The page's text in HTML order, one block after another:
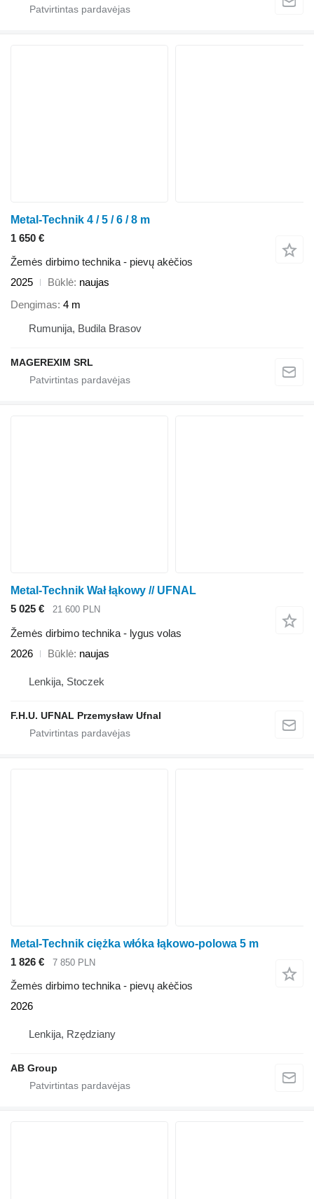
Metal-Technik 4 / 5 / 6 / 8 m
1 650 €
Žemės dirbimo technika - pievų akėčios
2025
Būklė naujas
Dengimas 4 m
Rumunija, Budila Brasov
MAGEREXIM SRL
Metal-Technik Wał łąkowy // UFNAL
5 025 €
21 600 PLN
Žemės dirbimo technika - lygus volas
2026
Būklė naujas
Lenkija, Stoczek
F.H.U. UFNAL Przemysław Ufnal
Metal-Technik ciężka włóka łąkowo-polowa 5 m
1 826 €
7 850 PLN
Žemės dirbimo technika - pievų akėčios
2026
Lenkija, Rzędziany
AB Group